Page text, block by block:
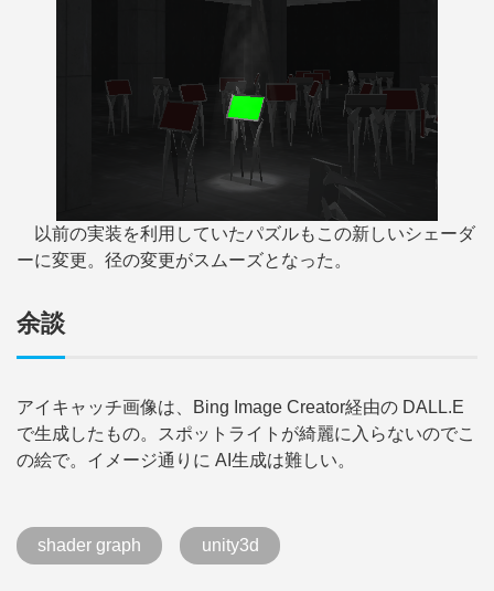
以前の実装を利用していたパズルもこの新しいシェーダ
ーに変更。径の変更がスムーズとなった。
余談
アイキャッチ画像は、Bing Image Creator経由の DALL.E
で生成したもの。スポットライトが綺麗に入らないのでこ
の絵で。イメージ通りに AI生成は難しい。
shader graph unity3d